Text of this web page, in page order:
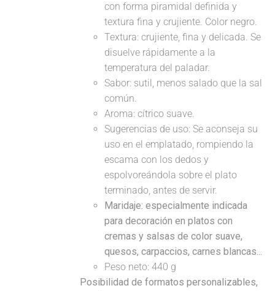
con forma piramidal definida y
textura fina y crujiente. Color negro.
Textura: crujiente, fina y delicada. Se
disuelve rápidamente a la
temperatura del paladar.
Sabor: sutil, menos salado que la sal
común.
Aroma: cítrico suave.
Sugerencias de uso: Se aconseja su
uso en el emplatado, rompiendo la
escama con los dedos y
espolvoreándola sobre el plato
terminado, antes de servir.
Maridaje: especialmente indicada
para decoración en platos con
cremas y salsas de color suave,
quesos, carpaccios, carnes blancas...
Peso neto: 440 g
Posibilidad de formatos personalizables,